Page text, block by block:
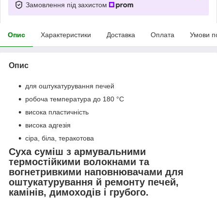
Замовлення під захистом
Опис Характеристики Доставка Оплата Умови
Опис
для оштукатурування печей
робоча температура до 180 °C
висока пластичність
висока адгезія
сіра, біла, теракотова
Суха суміш з армувальними
термостійкими волокнами та
вогнетривкими наповнювачами для
оштукатурування й ремонту печей,
камінів, димоходів і грубого.